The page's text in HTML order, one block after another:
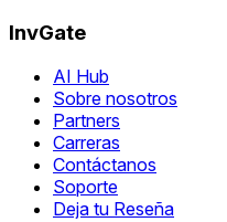
InvGate
AI Hub
Sobre nosotros
Partners
Carreras
Contáctanos
Soporte
Deja tu Reseña